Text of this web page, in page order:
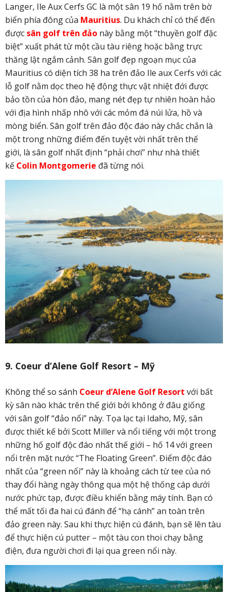
Langer, Ile Aux Cerfs GC là một sân 19 hố nằm trên bờ
biển phía đông của Mauritius. Du khách chỉ có thể đến
được sân golf trên đảo này bằng một “thuyền golf đặc
biệt” xuất phát từ một cầu tàu riêng hoặc bằng trực
thăng lật ngắm cảnh. Sân golf đẹp ngoạn mục của
Mauritius có diện tích 38 ha trên đảo Ile aux Cerfs với các
lỗ golf nằm dọc theo hệ động thực vật nhiệt đới được
bảo tồn của hòn đảo, mang nét đẹp tự nhiên hoàn hảo
với địa hình nhấp nhô với các mỏm đá núi lửa, hồ và
mòng biển. Sân golf trên đảo độc đáo này chắc chắn là
một trong những điểm đến tuyệt vời nhất trên thế
giới, là sân golf nhất định “phải chơi” như nhà thiết
kế Colin Montgomerie đã từng nói.
9. Coeur d’Alene Golf Resort – Mỹ
Không thể so sánh Coeur d’Alene Golf Resort với bất
kỳ sân nào khác trên thế giới bởi không ở đâu giống
với sân golf “đảo nổi” này. Tọa lạc tại Idaho, Mỹ, sân
được thiết kế bởi Scott Miller và nổi tiếng với một trong
những hố golf độc đáo nhất thế giới – hố 14 với green
nổi trên mặt nước “The Floating Green”. Điểm độc đáo
nhất của “green nổi” này là khoảng cách từ tee của nó
thay đổi hàng ngày thông qua một hệ thống cáp dưới
nước phức tạp, được điều khiển bằng máy tính. Bạn có
thể mất tối đa hai cú đánh để “hạ cánh” an toàn trên
đảo green này. Sau khi thực hiện cú đánh, bạn sẽ lên tàu
để thực hiện cú putter – một tàu con thoi chạy bằng
điện, đưa người chơi đi lại qua green nổi này.